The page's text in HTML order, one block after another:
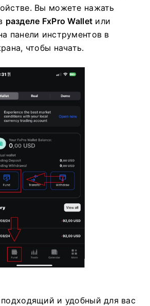
Вы можете нажать
разделе FxPro Wallet или
панели инструментов в
чтобы начать.
и удобный для вас